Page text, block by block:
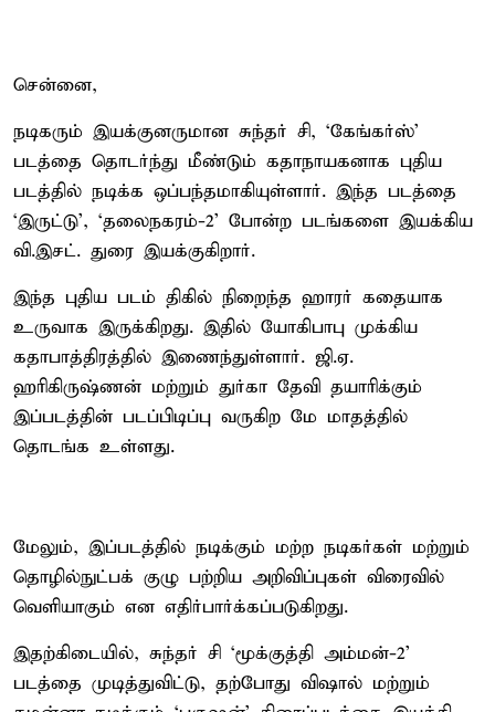
சென்னை,
நடிகரும் இயக்குனருமான சுந்தர் சி, ‘கேங்கர்ஸ்’
படத்தை தொடர்ந்து மீண்டும் கதாநாயகனாக புதிய
படத்தில் நடிக்க ஒப்பந்தமாகியுள்ளார். இந்த படத்தை
‘இருட்டு’, ‘தலைநகரம்-2’ போன்ற படங்களை இயக்கிய
வி.இசட். துரை இயக்குகிறார்.
இந்த புதிய படம் திகில் நிறைந்த ஹாரர் கதையாக
உருவாக இருக்கிறது. இதில் யோகிபாபு முக்கிய
கதாபாத்திரத்தில் இணைந்துள்ளார். ஜி.ஏ.
ஹரிகிருஷ்ணன் மற்றும் துர்கா தேவி தயாரிக்கும்
இப்படத்தின் படப்பிடிப்பு வருகிற மே மாதத்தில்
தொடங்க உள்ளது.
மேலும், இப்படத்தில் நடிக்கும் மற்ற நடிகர்கள் மற்றும்
தொழில்நுட்பக் குழு பற்றிய அறிவிப்புகள் விரைவில்
வெளியாகும் என எதிர்பார்க்கப்படுகிறது.
இதற்கிடையில், சுந்தர் சி ‘மூக்குத்தி அம்மன்-2’
படத்தை முடித்துவிட்டு, தற்போது விஷால் மற்றும்